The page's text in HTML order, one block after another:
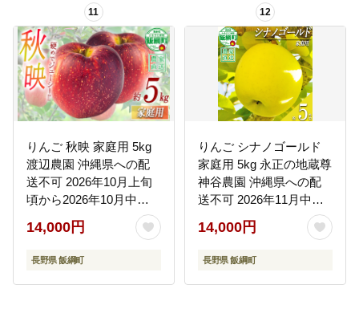
11
りんご 秋映 家庭用 5kg
渡辺農園 沖縄県への配
送不可 2026年10月上旬
頃から2026年10月中旬
頃まで順次発送予定 令
和8年度収穫分 エコファ
ーマー認定 減農薬栽培
14,000円
長野県 飯綱町
12
りんご シナノゴールド
家庭用 5kg 永正の地蔵尊
神谷農園 沖縄県への配
送不可 2026年11月中旬
頃から2026年12月下旬
頃まで順次発送予定 令
和8年度収穫分 信州 果物
野 予約 農家直送 長野県
14,000円
長野県 飯綱町